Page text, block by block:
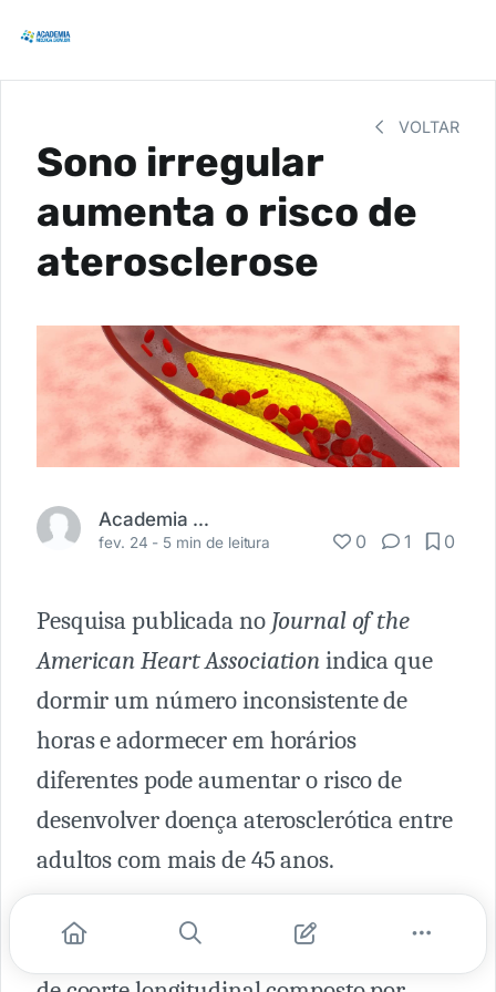
VOLTAR
Sono irregular
aumenta o risco de
aterosclerose
Academia Médica
fev. 24 - 5 min de leitura 0 1 0
Pesquisa publicada no Journal of the
American Heart Associationindica que
dormir um número inconsistente de
horas e adormecer em horários
diferentes pode aumentar o risco de
desenvolver doença aterosclerótica entre
adultos com mais de 45 anos.
Ethnic Study of Atherosclerosis